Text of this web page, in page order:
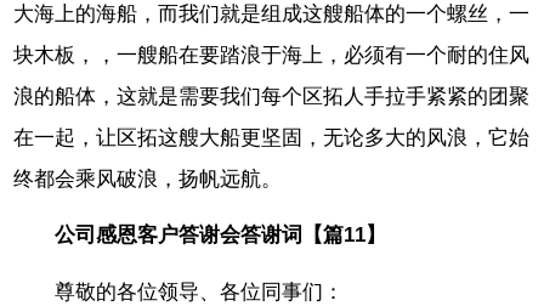
大海上的海船，而我们就是组成这艘船体的一个螺丝，一
块木板，，一艘船在要踏浪于海上，必须有一个耐的住风
浪的船体，这就是需要我们每个区拓人手拉手紧紧的团聚
在一起，让区拓这艘大船更坚固，无论多大的风浪，它始
终都会乘风破浪，扬帆远航。
公司感恩客户答谢会答谢词【篇11】
尊敬的各位领导、各位同事们：